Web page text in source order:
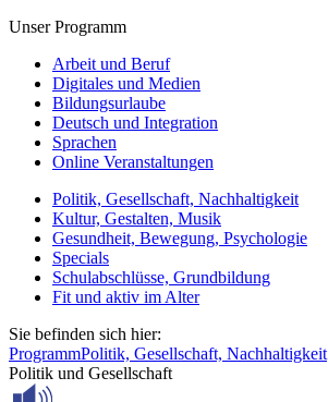
Unser Programm
Arbeit und Beruf
Digitales und Medien
Bildungsurlaube
Deutsch und Integration
Sprachen
Online Veranstaltungen
Politik, Gesellschaft, Nachhaltigkeit
Kultur, Gestalten, Musik
Gesundheit, Bewegung, Psychologie
Specials
Schulabschlüsse, Grundbildung
Fit und aktiv im Alter
Sie befinden sich hier:
ProgrammPolitik, Gesellschaft, Nachhaltigkeit
Politik und Gesellschaft